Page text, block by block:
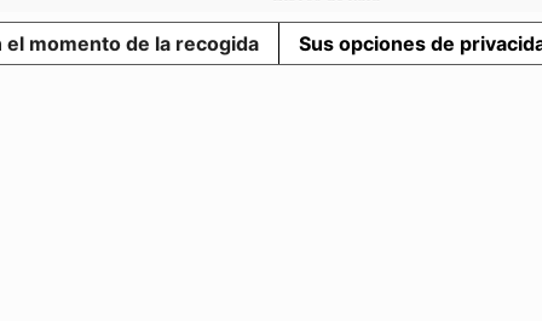
el momento de la recogida Sus opciones de